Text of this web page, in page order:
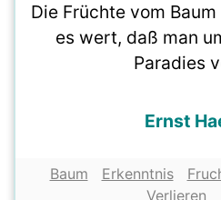
Die Früchte vom
es wert, daß man
Paradies
Ernst
Baum Erkenntnis
Verlieren